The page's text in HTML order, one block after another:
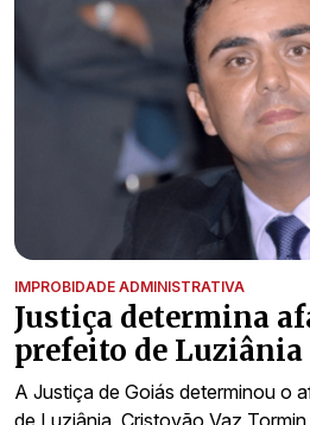
IMPROBIDADE ADMINISTRATIVA
Justiça determina
prefeito de Luziânia
A Justiça de Goiás determinou o